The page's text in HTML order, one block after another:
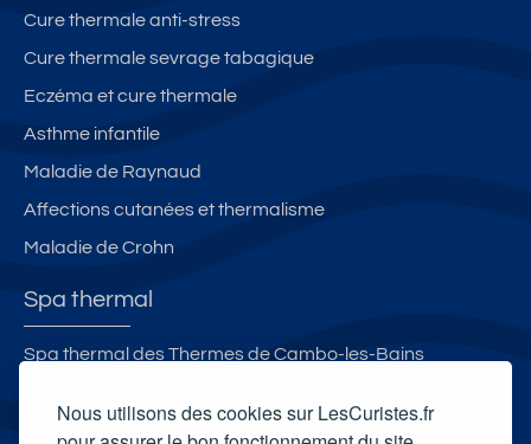
Nous utilisons des cookies sur LesCuristes.fr
Cure thermale anti-stress
Cure thermale sevrage tabagique
Eczéma et cure thermale
Asthme infantile
Maladie de Raynaud
Affections cutanées et thermalisme
Maladie de Crohn
Spa thermal
Spa thermal des Thermes de Cambo-les-Bains